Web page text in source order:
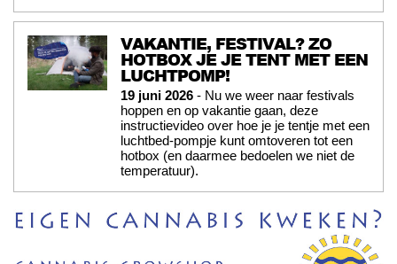
VAKANTIE, FESTIVAL? ZO
HOTBOX JE JE TENT MET EEN
LUCHTPOMP!
19 juni 2026 - Nu we weer naar festivals
hoppen en op vakantie gaan, deze
instructievideo over hoe je je tentje met een
luchtbed-pompje kunt omtoveren tot een
hotbox (en daarmee bedoelen we niet de
temperatuur).